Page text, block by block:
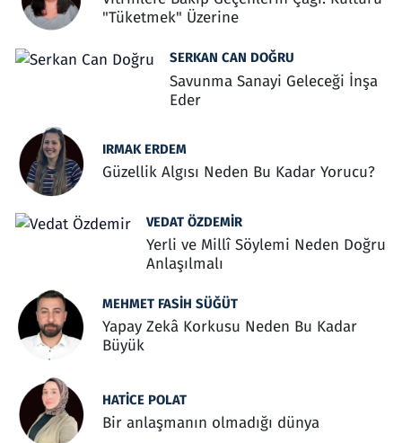
"Tüketmek" Üzerine
SERKAN CAN DOĞRU
Savunma Sanayi Geleceği İnşa
Eder
IRMAK ERDEM
Güzellik Algısı Neden Bu Kadar Yorucu?
VEDAT ÖZDEMIR
Yerli ve Millî Söylemi Neden Doğru
Anlaşılmalı
MEHMET FASIH SÜĞÜT
Yapay Zekâ Korkusu Neden Bu Kadar
Büyük
HATICE POLAT
Bir anlaşmanın olmadığı dünya